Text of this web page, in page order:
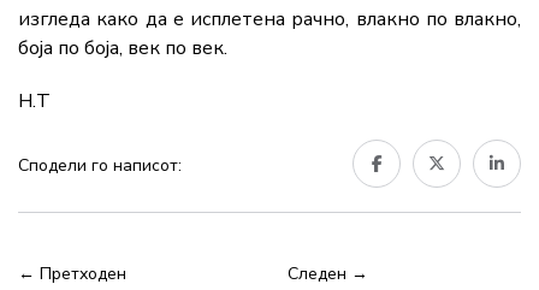
изгледа како да е исплетена рачно, влакно по влакно,
боја по боја, век по век.
Н.Т
Сподели го написот:
← Претходен Следен →